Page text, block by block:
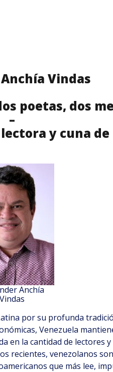
Vindas
poetas, dos
–
y cuna
Anchía
Vindas
por su profunda
Venezuela
en la cantidad de lectores
recientes, venezolanos
que más lee,